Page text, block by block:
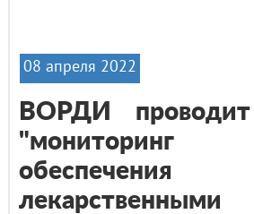
ВОРДИ проводит
"мониторинг
обеспечения
лекарственными
08 апреля 2022